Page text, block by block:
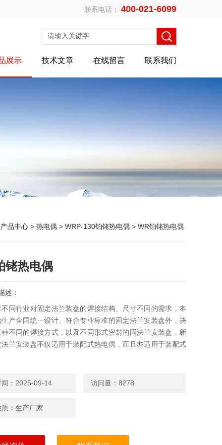
联系电话： 400-021-6099
展示 技术文章 在线留言 联系我们
产品中心 > 热电偶 > WRP-130铂铑热电偶 > WR铂铑热电偶
铑热电偶
述：
不同行业对固定法兰装盘的焊接结构、尺寸不同的需求，本
生产全国统一设计、符合专业标准的固定法兰安装盘外，决
种不同的焊接方式，以及不同形式密封的固法兰安装盘，新
兰安装盘不仅适用于装配式热电偶，而且亦适用于装配式
间：2025-09-14 访问量：8278
质：生产厂家